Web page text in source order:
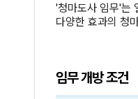
'청마도사 임무'는
다양한 효과의 청
임무 개방 조건